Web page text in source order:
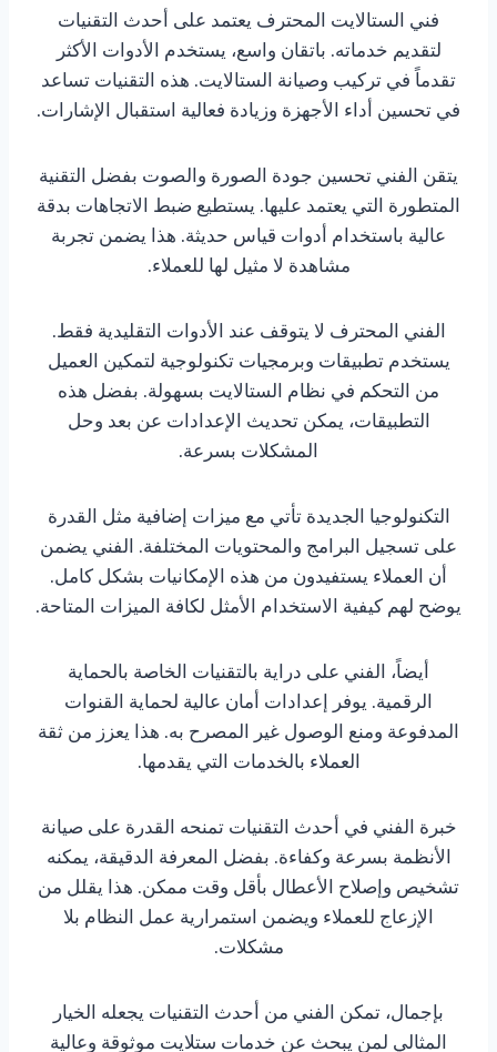
فني الستالايت المحترف يعتمد على أحدث التقنيات
لتقديم خدماته. باتقان واسع، يستخدم الأدوات الأكثر
تقدماً في تركيب وصيانة الستالايت. هذه التقنيات تساعد
في تحسين أداء الأجهزة وزيادة فعالية استقبال الإشارات.
يتقن الفني تحسين جودة الصورة والصوت بفضل التقنية
المتطورة التي يعتمد عليها. يستطيع ضبط الاتجاهات بدقة
عالية باستخدام أدوات قياس حديثة. هذا يضمن تجربة
مشاهدة لا مثيل لها للعملاء.
الفني المحترف لا يتوقف عند الأدوات التقليدية فقط.
يستخدم تطبيقات وبرمجيات تكنولوجية لتمكين العميل
من التحكم في نظام الستالايت بسهولة. بفضل هذه
التطبيقات، يمكن تحديث الإعدادات عن بعد وحل
المشكلات بسرعة.
التكنولوجيا الجديدة تأتي مع ميزات إضافية مثل القدرة
على تسجيل البرامج والمحتويات المختلفة. الفني يضمن
أن العملاء يستفيدون من هذه الإمكانيات بشكل كامل.
يوضح لهم كيفية الاستخدام الأمثل لكافة الميزات المتاحة.
أيضاً، الفني على دراية بالتقنيات الخاصة بالحماية
الرقمية. يوفر إعدادات أمان عالية لحماية القنوات
المدفوعة ومنع الوصول غير المصرح به. هذا يعزز من ثقة
العملاء بالخدمات التي يقدمها.
خبرة الفني في أحدث التقنيات تمنحه القدرة على صيانة
الأنظمة بسرعة وكفاءة. بفضل المعرفة الدقيقة، يمكنه
تشخيص وإصلاح الأعطال بأقل وقت ممكن. هذا يقلل من
الإزعاج للعملاء ويضمن استمرارية عمل النظام بلا
مشكلات.
بإجمال، تمكن الفني من أحدث التقنيات يجعله الخيار
المثالي لمن يبحث عن خدمات ستلايت موثوقة وعالية